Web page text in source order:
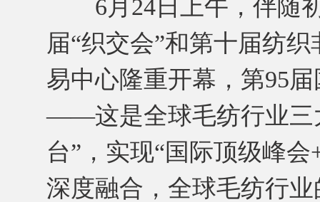
6月24日上午，伴随初
届“织交会”和第十届纺
易中心隆重开幕，第95
——这是全球毛纺行业三
台”，实现“国际顶级峰
深度融合，全球毛纺行